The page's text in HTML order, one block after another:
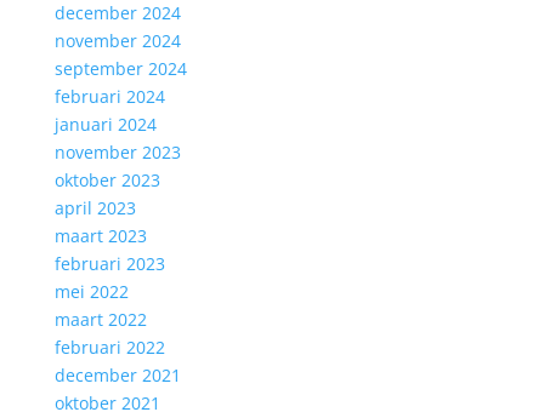
december 2024
november 2024
september 2024
februari 2024
januari 2024
november 2023
oktober 2023
april 2023
maart 2023
februari 2023
mei 2022
maart 2022
februari 2022
december 2021
oktober 2021